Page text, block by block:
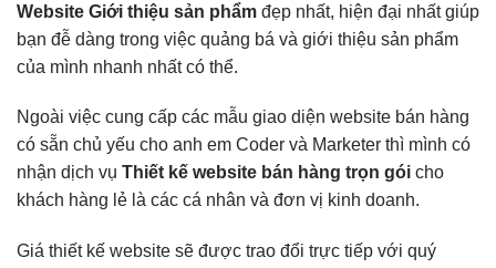
Website Giới thiệu sản phẩm đẹp nhất, hiện đại nhất giúp
bạn đễ dàng trong việc quảng bá và giới thiệu sản phẩm
của mình nhanh nhất có thể.
Ngoài việc cung cấp các mẫu giao diện website bán hàng
có sẵn chủ yếu cho anh em Coder và Marketer thì mình có
nhận dịch vụ Thiết kế website bán hàng trọn gói cho
khách hàng lẻ là các cá nhân và đơn vị kinh doanh.
Giá thiết kế website sẽ được trao đổi trực tiếp với quý